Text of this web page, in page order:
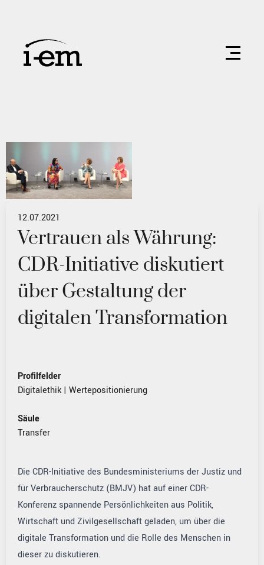
12.07.2021
Vertrauen als Währung:
CDR-Initiative diskutiert
über Gestaltung der
digitalen Transformation
Profilfelder
Digitalethik| Wertepositionierung
Säule
Transfer
Die CDR-Initiative des Bundesministeriums der Justiz und
für Verbraucherschutz (BMJV) hat auf einer CDR-
Konferenz spannende Persönlichkeiten aus Politik,
Wirtschaft und Zivilgesellschaft geladen, um über die
digitale Transformation und die Rolle des Menschen in
dieser zu diskutieren.